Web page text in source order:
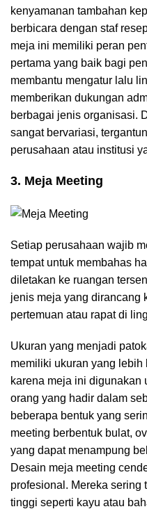
kenyamanan tambahan
berbicara dengan staf
meja ini memiliki peran
pertama yang baik bagi
membantu mengatur lalu
memberikan dukungan
berbagai jenis organisasi.
sangat bervariasi,
perusahaan atau institusi
3. Meja Meeting
Setiap perusahaan wajib
tempat untuk membahas
diletakan ke ruangan
jenis meja yang dirancang
pertemuan atau rapat di
Ukuran yang menjadi
memiliki ukuran yang
karena meja ini digunakan
orang yang hadir dalam
beberapa bentuk yang
meeting berbentuk bulat,
yang dapat menampung
Desain meja meeting
profesional. Mereka sering
tinggi seperti kayu atau